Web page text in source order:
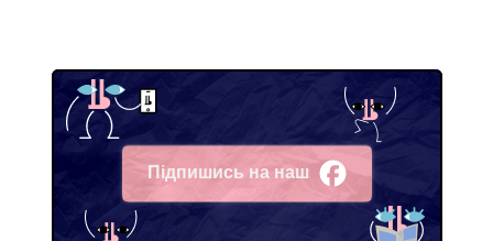
Підпишись на наш
Facebook